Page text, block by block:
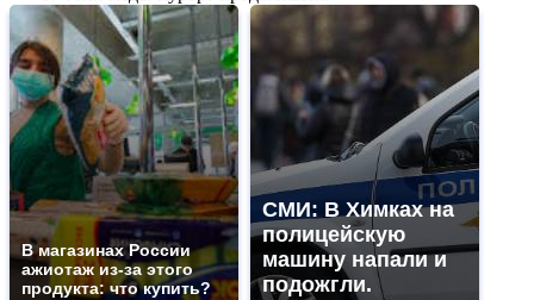
В магазинах России
ажиотаж из-за этого
продукта: что купить?
СМИ: В Химках на
полицейскую
машину напали и
подожгли.